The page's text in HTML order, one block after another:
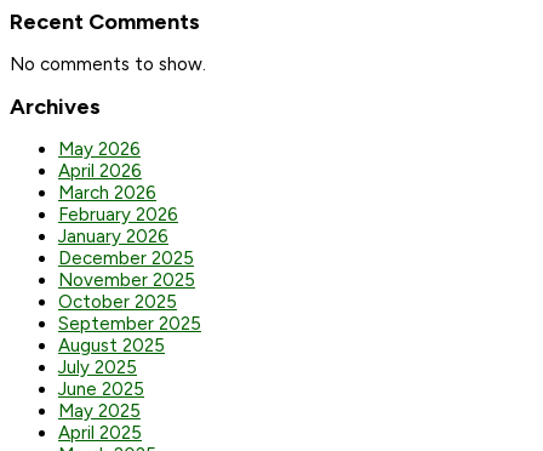
Recent Comments
No comments to show.
Archives
May 2026
April 2026
March 2026
February 2026
January 2026
December 2025
November 2025
October 2025
September 2025
August 2025
July 2025
June 2025
May 2025
April 2025